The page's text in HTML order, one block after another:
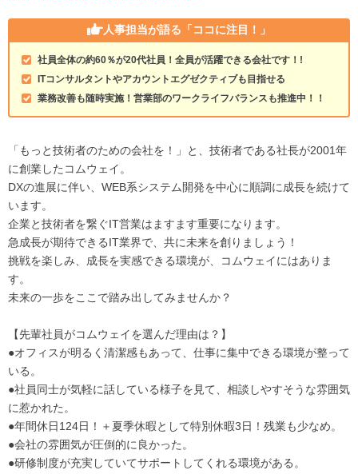
人事担当が語る 「ココに注目！」
社員全体の約60％が20代社員！全員が活躍できる会社です！!
ITコンサルタントやアカウントエグゼクティブも目指せる
業務改善も随時実施！営業部のワークライフバランスも推進中！！
「もっと技術者のための会社を！」と、技術者である社長が2001年
に創業したコムウェイ。
DXの進展に伴い、WEB系システム開発を中心に順調に成長を続けて
います。
企業と技術者を繋ぐIT営業はますます重要になります。
急成長が期待できるIT業界で、共に未来を創りましょう！
挑戦を楽しみ、成長を実感できる環境が、コムウェイにはありま
す。
未来の一歩をここで踏み出してみませんか？
【先輩社員がコムウェイを選んだ理由は？】
●オフィスが明るく清潔感もあって、仕事に集中できる環境が整って
いる。
●社員同士が気軽に話している様子を見て、相談しやすそうな雰囲気
に惹かれた。
●年間休日124日！＋夏季休暇として特別休暇3日！残業も少なめ。
●会社の雰囲気が圧倒的に良かった。
●研修制度が充実していてサポートしてくれる環境がある。